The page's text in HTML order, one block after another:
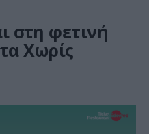
στη φετινή
Χωρίς